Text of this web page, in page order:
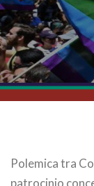
Polemica tra
patrocinio